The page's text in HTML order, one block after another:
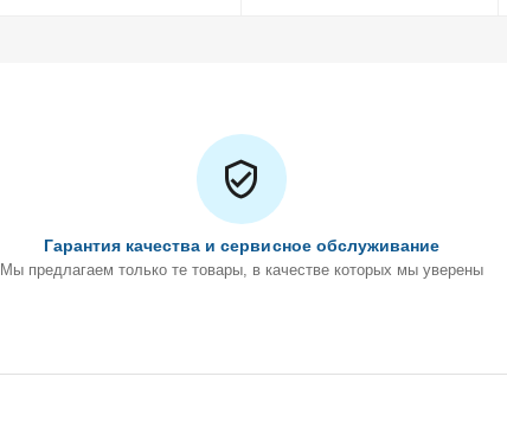
Гарантия качества и сервисное обслуживание
Мы предлагаем только те товары, в качестве которых мы уверены